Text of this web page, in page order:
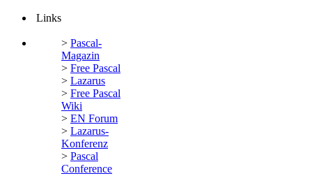
Links
> Pascal-
Magazin
> Free Pascal
> Lazarus
> Free Pascal
Wiki
> EN Forum
> Lazarus-
Konferenz
> Pascal
Conference